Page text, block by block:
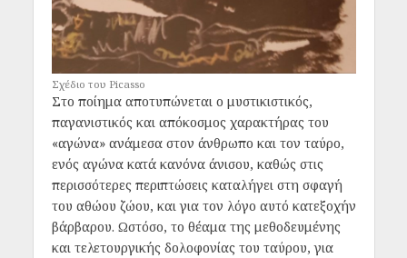
Σχέδιο του Picasso
Στο ποίημα αποτυπώνεται ο μυστικιστικός,
παγανιστικός και απόκοσμος χαρακτήρας του
«αγώνα» ανάμεσα στον άνθρωπο και τον ταύρο,
ενός αγώνα κατά κανόνα άνισου, καθώς στις
περισσότερες περιπτώσεις καταλήγει στη σφαγή
του αθώου ζώου, και για τον λόγο αυτό κατεξοχήν
βάρβαρου. Ωστόσο, το θέαμα της μεθοδευμένης
και τελετουργικής δολοφονίας του ταύρου, για